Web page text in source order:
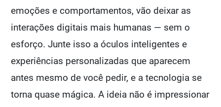
emoções e comportamentos, vão deixar as
interações digitais mais humanas — sem o
esforço. Junte isso a óculos inteligentes e
experiências personalizadas que aparecem
antes mesmo de você pedir, e a tecnologia se
torna quase mágica. A ideia não é impressionar